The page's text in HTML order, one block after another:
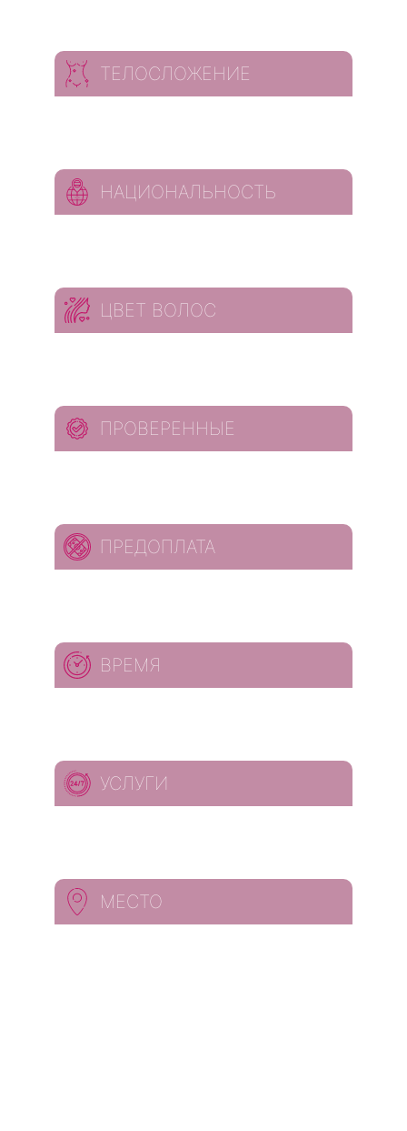
ТЕЛОСЛОЖЕНИЕ
НАЦИОНАЛЬНОСТЬ
ЦВЕТ ВОЛОС
ПРОВЕРЕННЫЕ
ПРЕДОПЛАТА
ВРЕМЯ
УСЛУГИ
МЕСТО